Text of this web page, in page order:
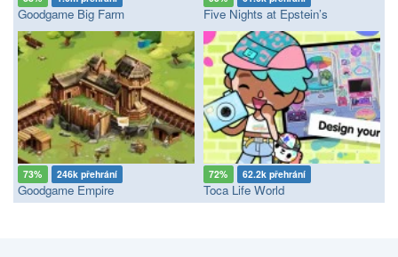
Goodgame Big Farm Five Nights at Epstein’s
73% 246k přehrání
Goodgame Empire
72% 62.2k přehrání
Toca Life World